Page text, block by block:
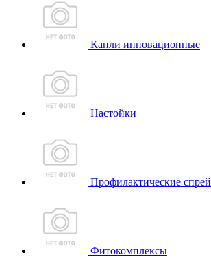
Капли инновационные
Настойки
Профилактические спрей
Фитокомплексы